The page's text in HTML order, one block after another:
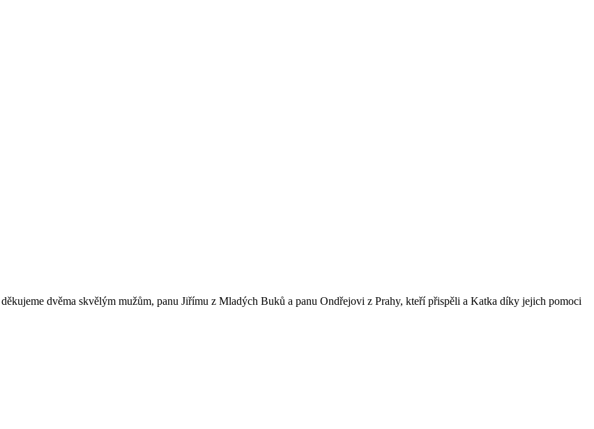
dvěma skvělým mužům, panu Jiřímu z Mladých Buků a panu Ondřejovi z Prahy, kteří přispěli a Katka díky jejich pomoci